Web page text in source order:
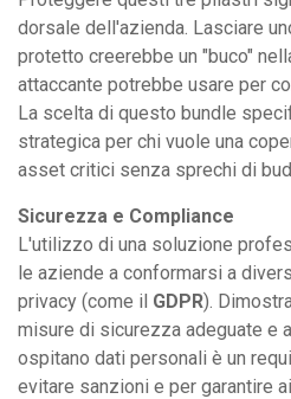
dorsale dell'azienda. Lasciare
protetto creerebbe un "buco"
attaccante potrebbe usare per
La scelta di questo bundle
strategica per chi vuole una
asset critici senza sprechi di
Sicurezza e Compliance
L'utilizzo di una soluzione
le aziende a conformarsi a
privacy (come il GDPR).
misure di sicurezza adeguate e
ospitano dati personali è un
evitare sanzioni e per garantire